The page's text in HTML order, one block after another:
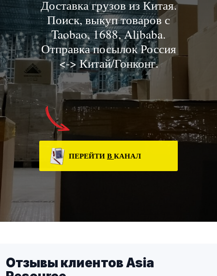
Доставка грузов из Китая.
Поиск, выкуп товаров с
Taobao, 1688, Alibaba.
Отправка посылок Россия
<-> Китай/Гонконг.
ПЕРЕЙТИВКАНАЛ
Отзывы клиентов Asia